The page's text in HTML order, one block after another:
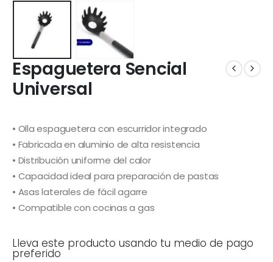
Espaguetera Sencial
Universal
• Olla espaguetera con escurridor integrado
• Fabricada en aluminio de alta resistencia
• Distribución uniforme del calor
• Capacidad ideal para preparación de pastas
• Asas laterales de fácil agarre
• Compatible con cocinas a gas
Lleva este producto usando tu medio de pago
preferido